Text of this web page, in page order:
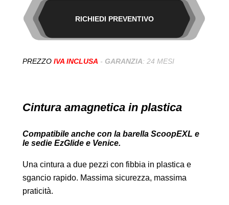
RICHIEDI PREVENTIVO
PREZZO IVA INCLUSA - GARANZIA: 24 MESI
Cintura amagnetica in plastica
Compatibile anche con la barella ScoopEXL e
le sedie EzGlide e Venice.
Una cintura a due pezzi con fibbia in plastica e
sgancio rapido. Massima sicurezza, massima
praticità.